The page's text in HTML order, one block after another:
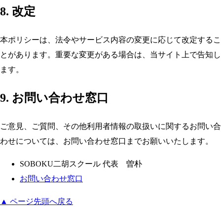
8. 改定
本ポリシーは、法令やサービス内容の変更に応じて改定するこ
とがあります。重要な変更がある場合は、当サイト上で告知し
ます。
9. お問い合わせ窓口
ご意見、ご質問、その他利用者情報の取扱いに関するお問い合
わせについては、お問い合わせ窓口までお願いいたします。
SOBOKU二胡スクール 代表 曽朴
お問い合わせ窓口
▲ ページ先頭へ戻る